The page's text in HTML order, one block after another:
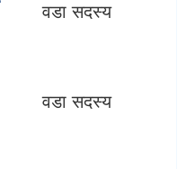
वडा सदस्य
वडा सदस्य